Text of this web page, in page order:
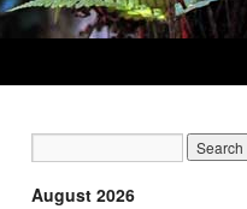
August 2026